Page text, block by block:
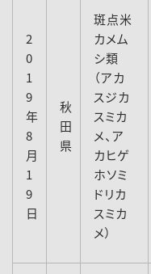
2
0
1
9
年
8
月
1
9
日
秋
田
県
斑点米
カメム
シ類
（アカ
スジカ
スミカ
メ、ア
カヒゲ
ホソミ
ドリカ
スミカ
メ）